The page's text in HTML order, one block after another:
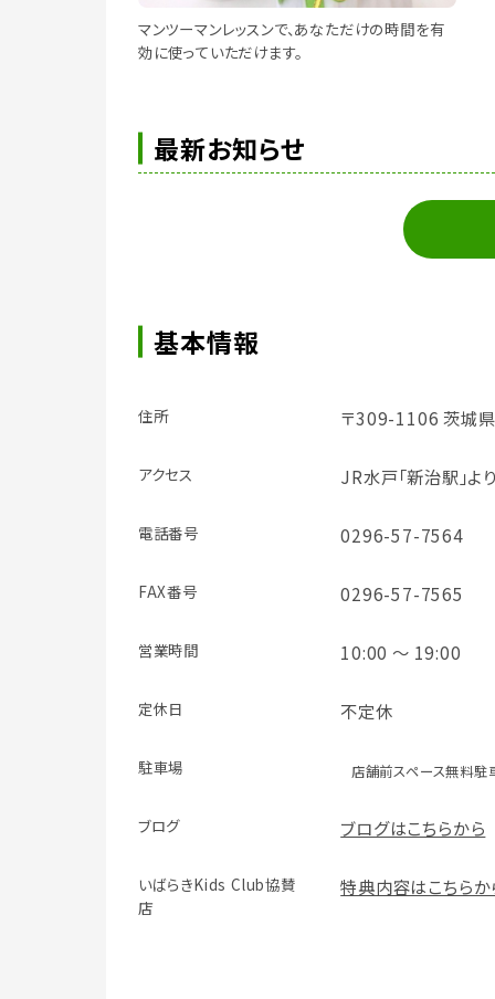
マンツーマンレッスンで、あなただけの時間を有
効に使っていただけます。
最新お知らせ
基本情報
住所 〒309-1106 茨城
アクセス JR水戸「新治駅」
電話番号 0296-57-7564
FAX番号 0296-57-7565
営業時間 10:00 ～ 19:00
定休日 不定休
駐車場 店舗前スペース無料駐
ブログ ブログはこちらから
いばらきKids Club協賛
店
特典内容はこちらか